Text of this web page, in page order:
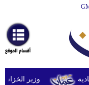
أخبارعاجلة
رياضة
ثقافة
وزير الخزانة